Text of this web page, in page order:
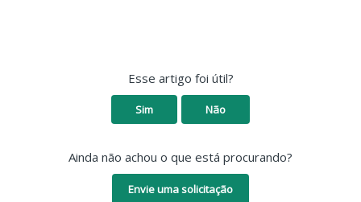
Esse artigo foi útil?
Sim Não
Ainda não achou o que está procurando?
Envie uma solicitação